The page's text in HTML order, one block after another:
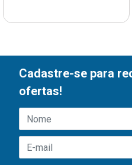
Cadastre-se para
ofertas!